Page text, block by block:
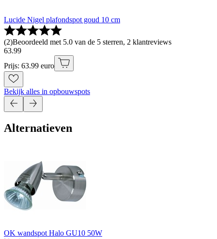
Lucide Nigel plafondspot goud 10 cm
(2)Beoordeeld met 5.0 van de 5 sterren, 2 klantreviews
63.99
Prijs: 63.99 euro
Bekijk alles in opbouwspots
Alternatieven
OK wandspot Halo GU10 50W